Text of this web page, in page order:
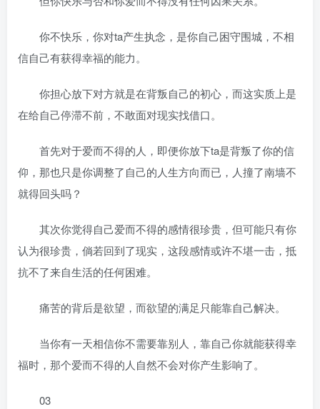
你不快乐，你对ta产生执念，是你自己困守围城，不相
信自己有获得幸福的能力。
你担心放下对方就是在背叛自己的初心，而这实质上是
在给自己停滞不前，不敢面对现实找借口。
首先对于爱而不得的人，即便你放下ta是背叛了你的信
仰，那也只是你调整了自己的人生方向而已，人撞了南墙不
就得回头吗？
其次你觉得自己爱而不得的感情很珍贵，但可能只有你
认为很珍贵，倘若回到了现实，这段感情或许不堪一击，抵
抗不了来自生活的任何困难。
痛苦的背后是欲望，而欲望的满足只能靠自己解决。
当你有一天相信你不需要靠别人，靠自己你就能获得幸
福时，那个爱而不得的人自然不会对你产生影响了。
03